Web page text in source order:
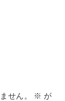
せん。 ※ が